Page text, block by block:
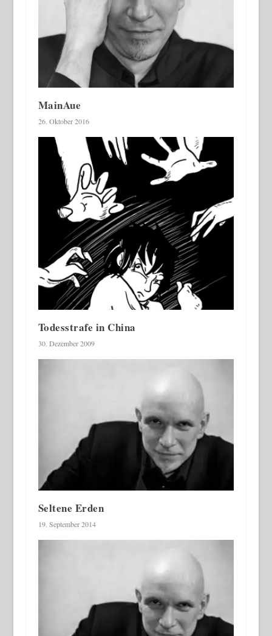
MainAue
26. Oktober 2016
Todesstrafe in China
30. Dezember 2009
Seltene Erden
19. September 2014